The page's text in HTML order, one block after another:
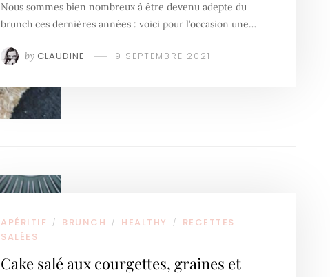
Nous sommes bien nombreux à être devenu adepte du
brunch ces dernières années : voici pour l’occasion une…
by CLAUDINE 9 SEPTEMBRE 2021
APÉRITIF / BRUNCH / HEALTHY /
RECETTES
SALÉES
Cake salé aux courgettes, graines et